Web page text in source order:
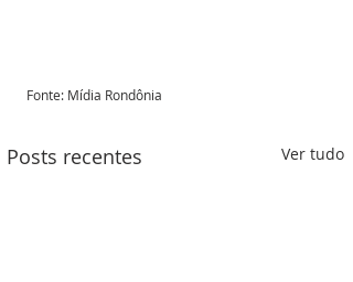
Fonte: Mídia Rondônia
Posts recentes Ver tudo